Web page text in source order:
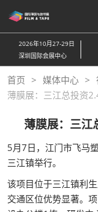
接
跳
至
内
容
2026年10月27-29日
深圳国际会展中心
首页 媒体中心
薄膜展：三江总投资
薄膜展：三江
5月7日，江门市飞马
三江镇举行。
该项目位于三江镇利
交通区位优势显著。